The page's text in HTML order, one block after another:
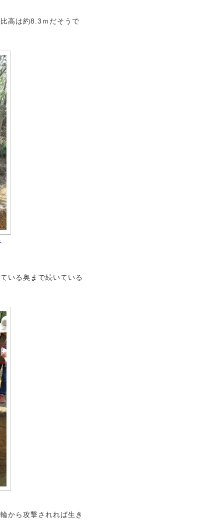
高は約8.3ｍだそうで
いる奥まで続いている
から攻撃されれば生き